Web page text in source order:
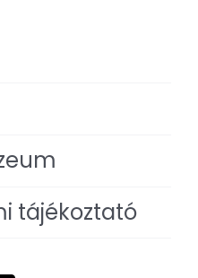
tájékoztató